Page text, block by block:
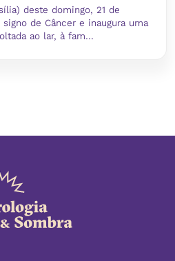
deste domingo, 21 de
de Câncer e inaugura uma
ao lar, à fam...